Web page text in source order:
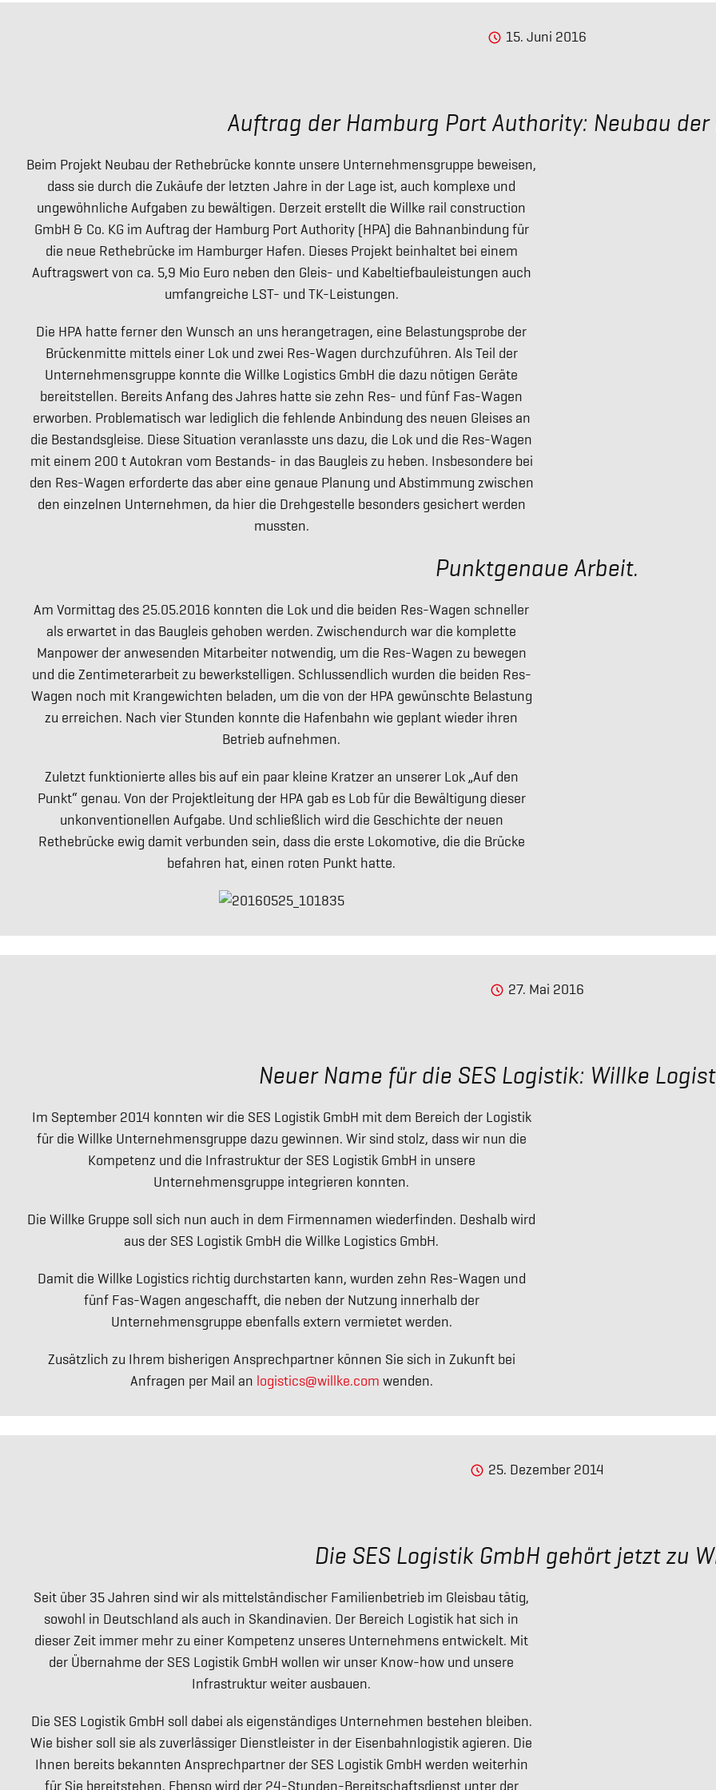
15. Juni 2016
Auftrag der Hamburg Port Authority: Neubau der
Beim Projekt Neubau der Rethebrücke konnte unsere Unternehmensgruppe beweisen,
dass sie durch die Zukäufe der letzten Jahre in der Lage ist, auch komplexe und
ungewöhnliche Aufgaben zu bewältigen. Derzeit erstellt die Willke rail construction
GmbH & Co. KG im Auftrag der Hamburg Port Authority (HPA) die Bahnanbindung für
die neue Rethebrücke im Hamburger Hafen. Dieses Projekt beinhaltet bei einem
Auftragswert von ca. 5,9 Mio Euro neben den Gleis- und Kabeltiefbauleistungen auch
umfangreiche LST- und TK-Leistungen.
Die HPA hatte ferner den Wunsch an uns herangetragen, eine Belastungsprobe der
Brückenmitte mittels einer Lok und zwei Res-Wagen durchzuführen. Als Teil der
Unternehmensgruppe konnte die Willke Logistics GmbH die dazu nötigen Geräte
bereitstellen. Bereits Anfang des Jahres hatte sie zehn Res- und fünf Fas-Wagen
erworben. Problematisch war lediglich die fehlende Anbindung des neuen Gleises an
die Bestandsgleise. Diese Situation veranlasste uns dazu, die Lok und die Res-Wagen
mit einem 200 t Autokran vom Bestands- in das Baugleis zu heben. Insbesondere bei
den Res-Wagen erforderte das aber eine genaue Planung und Abstimmung zwischen
den einzelnen Unternehmen, da hier die Drehgestelle besonders gesichert werden
mussten.
Punktgenaue Arbeit.
Am Vormittag des 25.05.2016 konnten die Lok und die beiden Res-Wagen schneller
als erwartet in das Baugleis gehoben werden. Zwischendurch war die komplette
Manpower der anwesenden Mitarbeiter notwendig, um die Res-Wagen zu bewegen
und die Zentimeterarbeit zu bewerkstelligen. Schlussendlich wurden die beiden Res-
Wagen noch mit Krangewichten beladen, um die von der HPA gewünschte Belastung
zu erreichen. Nach vier Stunden konnte die Hafenbahn wie geplant wieder ihren
Betrieb aufnehmen.
Zuletzt funktionierte alles bis auf ein paar kleine Kratzer an unserer Lok „Auf den
Punkt“ genau. Von der Projektleitung der HPA gab es Lob für die Bewältigung dieser
unkonventionellen Aufgabe. Und schließlich wird die Geschichte der neuen
Rethebrücke ewig damit verbunden sein, dass die erste Lokomotive, die die Brücke
befahren hat, einen roten Punkt hatte.
27. Mai 2016
Neuer Name für die SES Logistik: Willke
Im September 2014 konnten wir die SES Logistik GmbH mit dem Bereich der Logistik
für die Willke Unternehmensgruppe dazu gewinnen. Wir sind stolz, dass wir nun die
Kompetenz und die Infrastruktur der SES Logistik GmbH in unsere
Unternehmensgruppe integrieren konnten.
Die Willke Gruppe soll sich nun auch in dem Firmennamen wiederfinden. Deshalb wird
aus der SES Logistik GmbH die Willke Logistics GmbH.
Damit die Willke Logistics richtig durchstarten kann, wurden zehn Res-Wagen und
fünf Fas-Wagen angeschafft, die neben der Nutzung innerhalb der
Unternehmensgruppe ebenfalls extern vermietet werden.
Zusätzlich zu Ihrem bisherigen Ansprechpartner können Sie sich in Zukunft bei
Anfragen per Mail an logistics@willke.com wenden.
25. Dezember 2014
Die SES Logistik GmbH gehört jetzt zu
Seit über 35 Jahren sind wir als mittelständischer Familienbetrieb im Gleisbau tätig,
sowohl in Deutschland als auch in Skandinavien. Der Bereich Logistik hat sich in
dieser Zeit immer mehr zu einer Kompetenz unseres Unternehmens entwickelt. Mit
der Übernahme der SES Logistik GmbH wollen wir unser Know-how und unsere
Infrastruktur weiter ausbauen.
Die SES Logistik GmbH soll dabei als eigenständiges Unternehmen bestehen bleiben.
Wie bisher soll sie als zuverlässiger Dienstleister in der Eisenbahnlogistik agieren. Die
Ihnen bereits bekannten Ansprechpartner der SES Logistik GmbH werden weiterhin
für Sie bereitstehen. Ebenso wird der 24-Stunden-Bereitschaftsdienst unter der